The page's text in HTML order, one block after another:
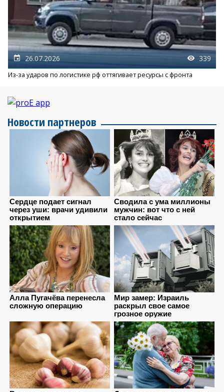
26.07.2026 339
Из-за ударов по логистике рф оттягивает ресурсы с фронта
Новости партнеров